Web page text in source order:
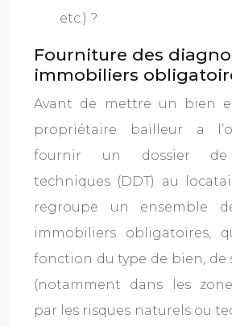
etc.) ?
Fourniture des
immobiliers
Avant de mettre un bien
propriétaire bailleur a
fournir un dossier de
techniques (DDT) au
regroupe un ensemble
immobiliers obligatoires,
fonction du type de bien, de
(notamment dans les
par les risques naturels ou